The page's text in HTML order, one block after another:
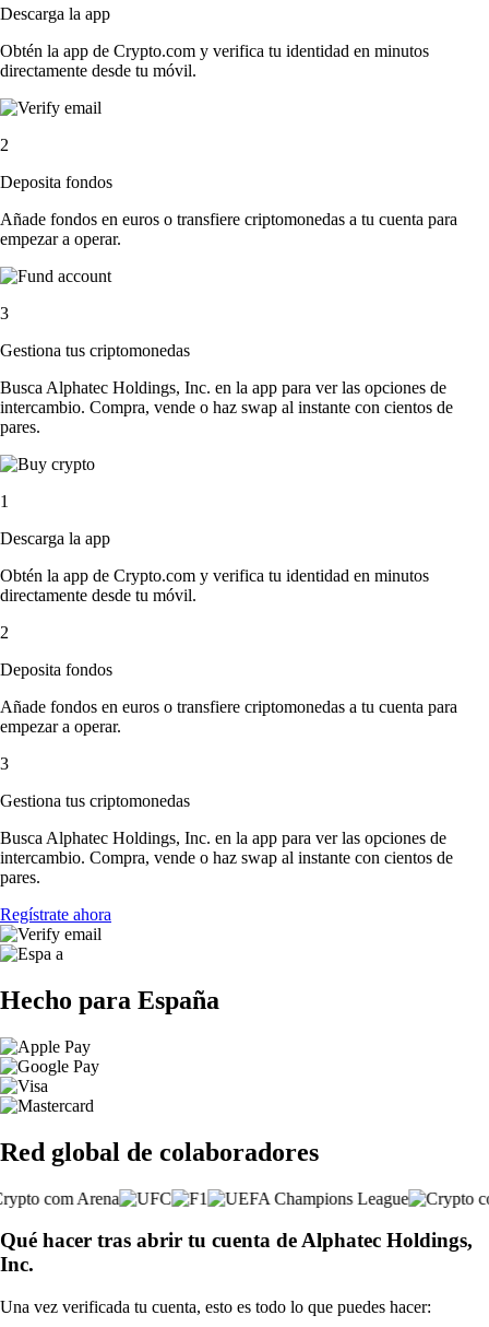
Descarga la app
Obtén la app de Crypto.com y verifica tu identidad en minutos
directamente desde tu móvil.
2
Deposita fondos
Añade fondos en euros o transfiere criptomonedas a tu cuenta para
empezar a operar.
3
Gestiona tus criptomonedas
Busca Alphatec Holdings, Inc. en la app para ver las opciones de
intercambio. Compra, vende o haz swap al instante con cientos de
pares.
1
Descarga la app
Obtén la app de Crypto.com y verifica tu identidad en minutos
directamente desde tu móvil.
2
Deposita fondos
Añade fondos en euros o transfiere criptomonedas a tu cuenta para
empezar a operar.
3
Gestiona tus criptomonedas
Busca Alphatec Holdings, Inc. en la app para ver las opciones de
intercambio. Compra, vende o haz swap al instante con cientos de
pares.
Regístrate ahora
Hecho para España
Red global de colaboradores
Qué hacer tras abrir tu cuenta de Alphatec Holdings,
Inc.
Una vez verificada tu cuenta, esto es todo lo que puedes hacer: